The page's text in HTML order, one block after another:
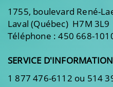
1755, boulevard René-
Laval (Québec) H7M 3L9
Téléphone : 450 668-
SERVICE
1 877 476-6112 ou 514